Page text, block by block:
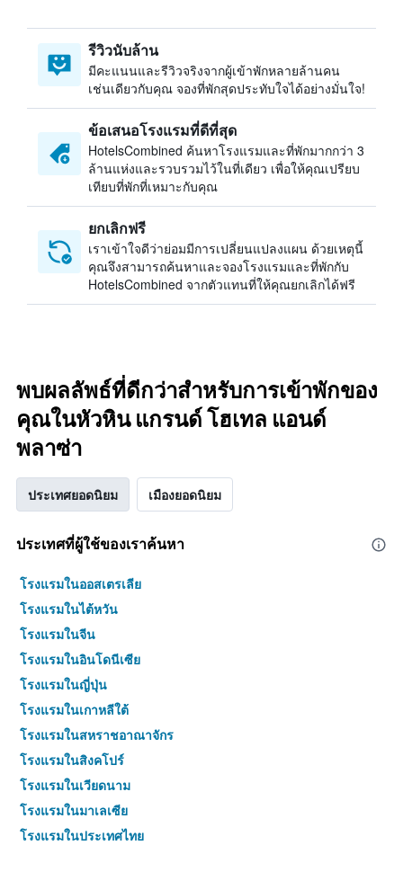
รีวิวนับล้าน
มีคะแนนและรีวิวจริงจากผู้เข้าพักหลายล้านคน
เช่นเดียวกับคุณ จองที่พักสุดประทับใจได้อย่างมั่นใจ!
ข้อเสนอโรงแรมที่ดีที่สุด
HotelsCombined ค้นหาโรงแรมและที่พักมากกว่า 3
ล้านแห่งและรวบรวมไว้ในที่เดียว เพื่อให้คุณเปรียบ
เทียบที่พักที่เหมาะกับคุณ
ยกเลิกฟรี
เราเข้าใจดีว่าย่อมมีการเปลี่ยนแปลงแผน ด้วยเหตุนี้
คุณจึงสามารถค้นหาและจองโรงแรมและที่พักกับ
HotelsCombined จากตัวแทนที่ให้คุณยกเลิกได้ฟรี
พบผลลัพธ์ที่ดีกว่าสำหรับการเข้าพักของ
คุณในหัวหิน แกรนด์ โฮเทล แอนด์
พลาซ่า
ประเทศยอดนิยม เมืองยอดนิยม
ประเทศที่ผู้ใช้ของเราค้นหา
โรงแรมในออสเตรเลีย
โรงแรมในไต้หวัน
โรงแรมในจีน
โรงแรมในอินโดนีเซีย
โรงแรมในญี่ปุ่น
โรงแรมในเกาหลีใต้
โรงแรมในสหราชอาณาจักร
โรงแรมในสิงคโปร์
โรงแรมในเวียดนาม
โรงแรมในมาเลเซีย
โรงแรมในประเทศไทย